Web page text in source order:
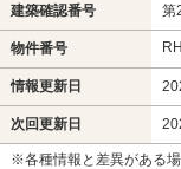
建築確認番号 第
物件番号
情報更新日
次回更新日
※各種情報と差異がある